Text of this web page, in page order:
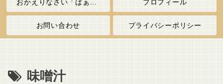
プロフィール
お問い合わせ プライバシーポリシー
味噌汁